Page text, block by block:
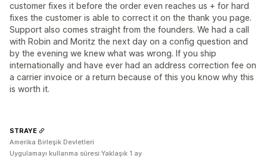
customer fixes it before the order even reaches us + for hard
fixes the customer is able to correct it on the thank you page.
Support also comes straight from the founders. We had a call
with Robin and Moritz the next day on a config question and
by the evening we knew what was wrong. If you ship
internationally and have ever had an address correction fee on
a carrier invoice or a return because of this you know why this
is worth it.
STRAYE
Amerika Birleşik Devletleri
Uygulamayı kullanma süresi:Yaklaşık 1 ay